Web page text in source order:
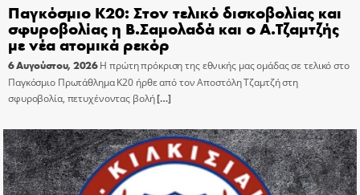
Παγκόσμιο Κ20: Στον τελικό δισκοβολίας και
σφυροβολίας η Β.Σαμολαδά και ο Α.Τζαμτζής
με νέα ατομικά ρεκόρ
6 Αυγούστου, 2026 Η πρώτη πρόκριση της εθνικής μας ομάδας σε τελικό στο
Παγκόσμιο Πρωτάθλημα Κ20 ήρθε από τον Αποστόλη Τζαμτζή στη
σφυροβολία, πετυχένοντας βολή[…]